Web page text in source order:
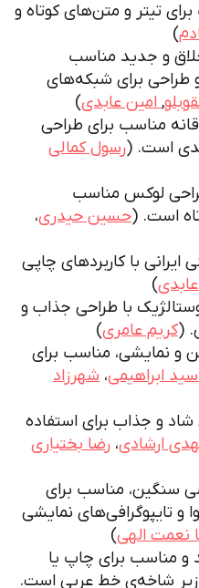
تیتر و متن‌های کوتاه و
)
و جدید مناسب
طراحی برای شبکه‌های
,امین عابدی)
مناسب برای طراحی
است. (رسول کمالی
لوکس مناسب
است. (حسین حیدری،
ایرانی با کاربردهای چاپی
)
با طراحی جذاب و
(کریم عامری)
و نمایشی، مناسب برای
ابراهیمی، شهرزاد
شاد و جذاب برای استفاده
ارشادی، رضا بختیاری‌
سنگین، مناسب برای
و تایپوگرافی‌های نمایشی
نعمت الهی)
و مناسب برای چاپ یا
شاخه‌ی خط عربی است.